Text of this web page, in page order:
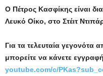
Ο Πέτρος Κασφίκης είναι
Λευκό Οίκο, στο Στέιτ
Για τα τελευταία γεγονότα
μπορείτε να κάνετε
youtube.com/c/PKas?sub